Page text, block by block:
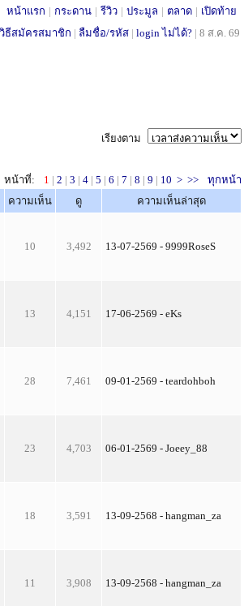
หน้าแรก | กระดาน | รีวิว | ประมูล | ตลาด | เปิดท้าย
วิธีสมัครสมาชิก | ลืมชื่อ/รหัส | login ไม่ได้? | 8 ส.ค. 69
เรียงตาม
หน้าที่:
1 | 2 | 3 | 4 | 5 | 6 | 7 | 8 | 9 | 10 > >>
ทุกหน้า
ความเห็น ดู ความเห็นล่าสุด
10 3,492 13-07-2569 - 9999RoseS
13 4,151 17-06-2569 - eKs
28 7,461 09-01-2569 - teardohboh
23 4,703 06-01-2569 - Joeey_88
18 3,591 13-09-2568 - hangman_za
11 3,908 13-09-2568 - hangman_za